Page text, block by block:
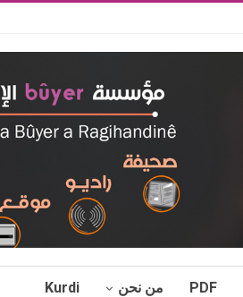
PDF من نحن Kurdi